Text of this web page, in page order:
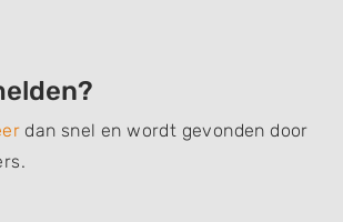
dan snel en wordt gevonden door